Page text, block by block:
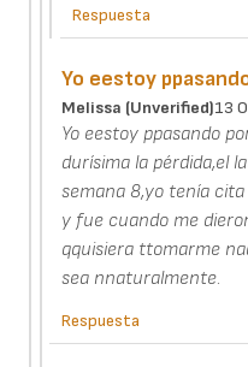
Respuesta
Yo eestoy
Melissa (unverified)13
Yo eestoy ppasando
durísima la pérdida,el
semana 8,yo tenía
y fue cuando me
qquisiera ttomarme
sea nnaturalmente.
Respuesta